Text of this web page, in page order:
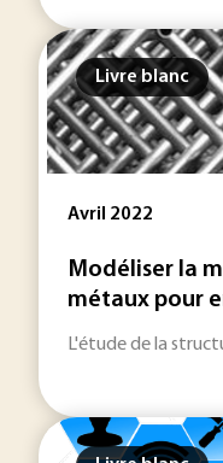
Livre blanc
Avril 2022
Modéliser la
métaux pour
L'étude de la